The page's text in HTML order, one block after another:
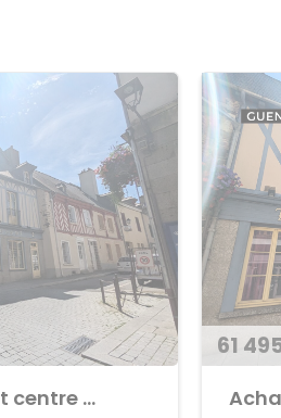
Achat Appartement centre ville
61